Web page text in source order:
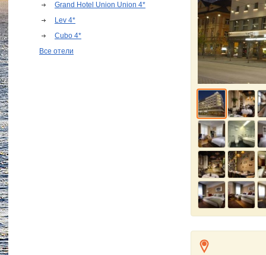
Grand Hotel Union Union 4*
Lev 4*
Cubo 4*
Все отели